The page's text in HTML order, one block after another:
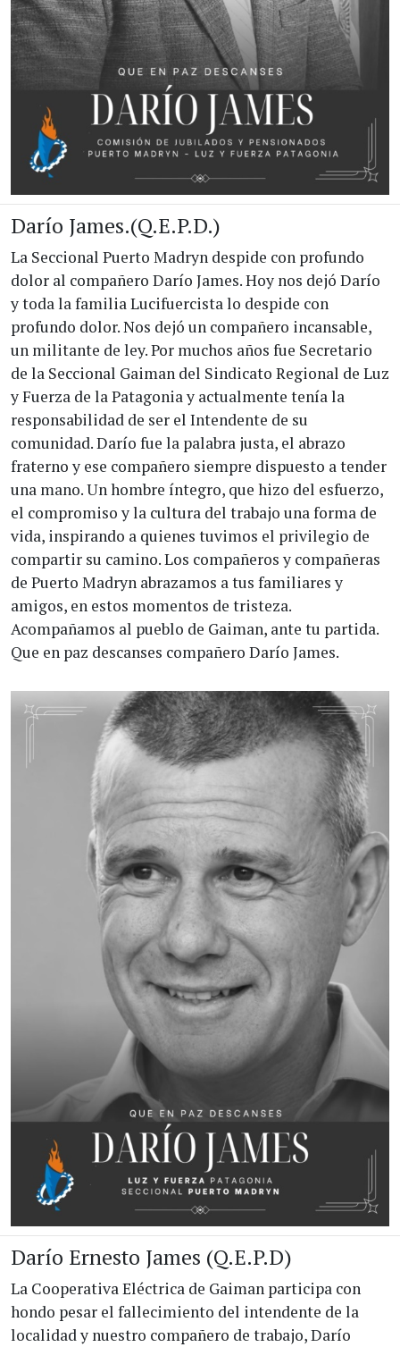
Darío James.(Q.E.P.D.)
La Seccional Puerto Madryn despide con profundo
dolor al compañero Darío James. Hoy nos dejó Darío
y toda la familia Lucifuercista lo despide con
profundo dolor. Nos dejó un compañero incansable,
un militante de ley. Por muchos años fue Secretario
de la Seccional Gaiman del Sindicato Regional de Luz
y Fuerza de la Patagonia y actualmente tenía la
responsabilidad de ser el Intendente de su
comunidad. Darío fue la palabra justa, el abrazo
fraterno y ese compañero siempre dispuesto a tender
una mano. Un hombre íntegro, que hizo del esfuerzo,
el compromiso y la cultura del trabajo una forma de
vida, inspirando a quienes tuvimos el privilegio de
compartir su camino. Los compañeros y compañeras
de Puerto Madryn abrazamos a tus familiares y
amigos, en estos momentos de tristeza.
Acompañamos al pueblo de Gaiman, ante tu partida.
Que en paz descanses compañero Darío James.
Darío Ernesto James (Q.E.P.D)
La Cooperativa Eléctrica de Gaiman participa con
hondo pesar el fallecimiento del intendente de la
localidad y nuestro compañero de trabajo, Darío